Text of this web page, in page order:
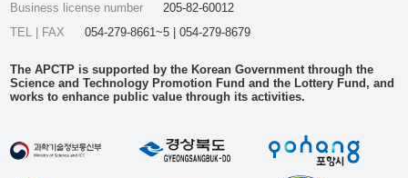
Business license number
205-82-60012
TEL | FAX
054-279-8661~5 | 054-279-8679
The APCTP is supported by the Korean Government through the
Science and Technology Promotion Fund and the Lottery Fund, and
works to enhance public value through its activities.